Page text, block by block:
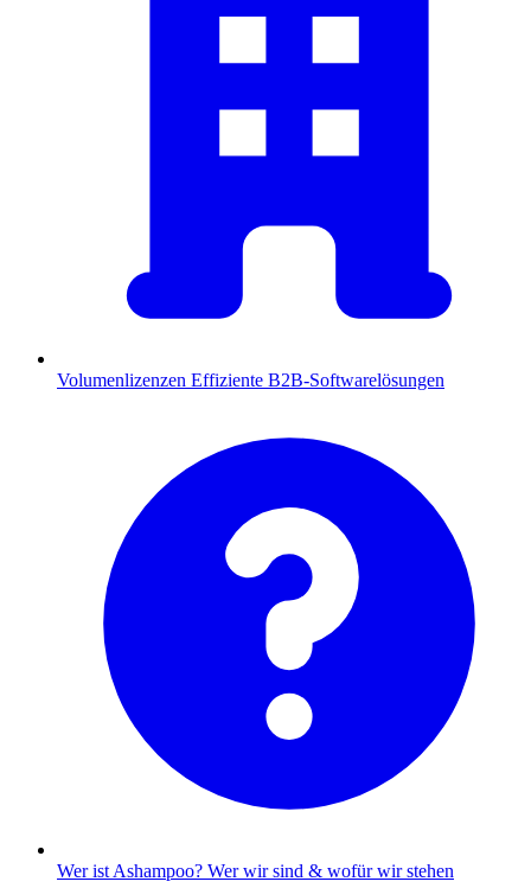
Volumenlizenzen Effiziente B2B-Softwarelösungen
Wer ist Ashampoo? Wer wir sind & wofür wir stehen